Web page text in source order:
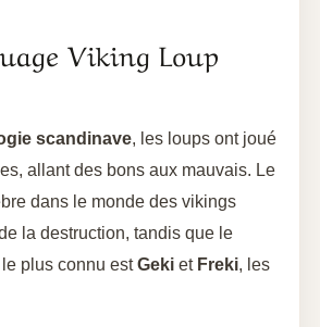
Viking Loup
scandinave, les loups ont joué
allant des bons aux mauvais. Le
dans le monde des vikings
la destruction, tandis que le
plus connu estGeki et Freki, les